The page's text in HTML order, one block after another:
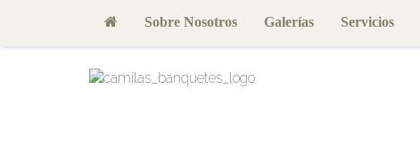
Sobre Nosotros Galerías Servicios